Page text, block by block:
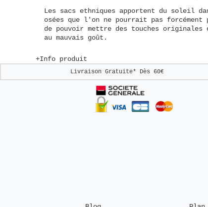
Les sacs ethniques apportent du soleil
osées que l'on ne pourrait pas
de pouvoir mettre des touches
au mauvais goût.
+Info produit
Livraison Gratuite* Dès 60€